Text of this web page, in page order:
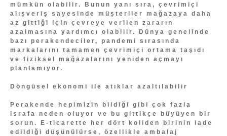
mümkün olabilir. Bunun yanı sıra, çevrimiçi
alışveriş sayesinde müşteriler mağazaya daha
az gittiği için çevreye verilen zararın
azalmasına yardımcı olabilir. Dünya genelinde
bazı perakendeciler, pandemi sırasında
markalarını tamamen çevrimiçi ortama taşıdı
ve fiziksel mağazalarını yeniden açmayı
planlamıyor.
Döngüsel ekonomi ile atıklar azaltılabilir
Perakende hepimizin bildiği gibi çok fazla
israfa neden oluyor ve bu gittikçe büyüyen bir
sorun. E-ticarette her dört koliden birinin iade
edildiği düşünülürse, özellikle ambalaj